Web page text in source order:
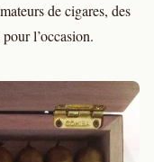
de cigares, des
l’occasion.